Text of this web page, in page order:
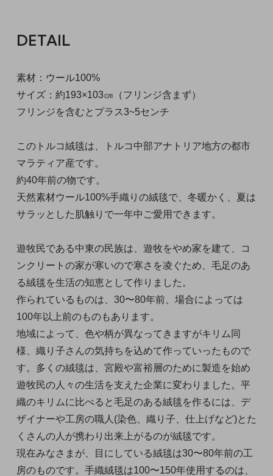
DETAIL
素材：ウール100%
サイズ：約193×103㎝（フリンジ含まず）
フリンジを含むとプラス3~5センチ
このトルコ絨毯は、トルコ中部アナトリア地方の都市
マラティア産です。
約40年前の物です。
天然素材ウール100%手織りの絨毯で、冬暖かく、夏は
サラッとした肌触りで一年中ご愛用できます。
遊牧民である中東の民族は、遊牧をやめ家を建て、コ
ンクリートの家が寒いので寒さを凌ぐため、毛足のあ
る絨毯を生活の知恵として作りました。
作られているものは、30〜80年前、場合によっては
100年以上前のものもあります。
地域によって、色や柄が異なってきますがキリム同
様、織り子さんの気持ちを込めて作っていったもので
す。多くの絨毯は、宮殿や富裕層のために製造を始め
遊牧民の人々の生活を支えた企業に変わりました。平
織のキリムに比べると毛足のある絨毯を作るには、デ
ザイナーや工房の職人(染色、織り子、仕上げなど)とた
くさんの人が携わり出来上がるのが絨毯です。
現在みなさまが、目にしている絨毯は30〜80年前の工
房のものです。手織絨毯は100〜150年使用するのは、